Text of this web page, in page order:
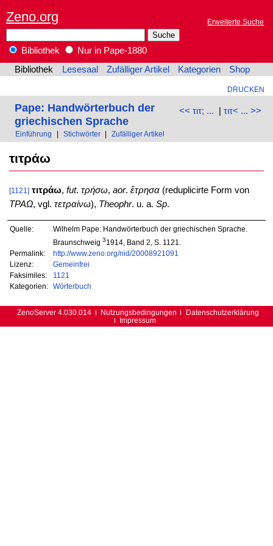
Zeno.org Erweiterte Suche
Bibliothek
Nur in Pape-1880
Bibliothek
Lesesaal Zufälliger Artikel Kategorien Shop
DRUCKEN
<< τιτ; ... | τιτ< ... >>
Pape: Handwörterbuch der
griechischen Sprache
Einführung Stichwörter Zufälliger Artikel
τιτράω
[1121] τιτράω, fut. τρήσω, aor. ἔτρησα(reduplicirte Form von
ΤΡΑΩ, vgl. τετραίνω), Theophr. u. a. Sp.
Quelle:
Wilhelm Pape: Handwörterbuch der griechischen Sprache.
Braunschweig 31914, Band 2, S. 1121.
Permalink:
http://www.zeno.org/nid/20008921091
Lizenz:
Gemeinfrei
Faksimiles:
1121
Kategorien:
Wörterbuch
ZenoServer 4.030.014 Nutzungsbedingungen
Datenschutzerklärung
Impressum